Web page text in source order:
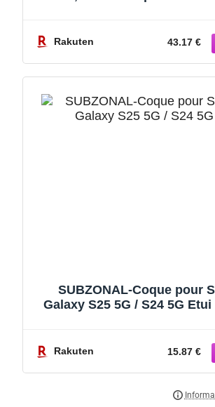
pour Samsung Galaxy S25
Rakuten 43.17 €
SUBZONAL-Coque pour
Galaxy S25 5G / S24 5G
Case Étui Housse
Rakuten 15.87 €